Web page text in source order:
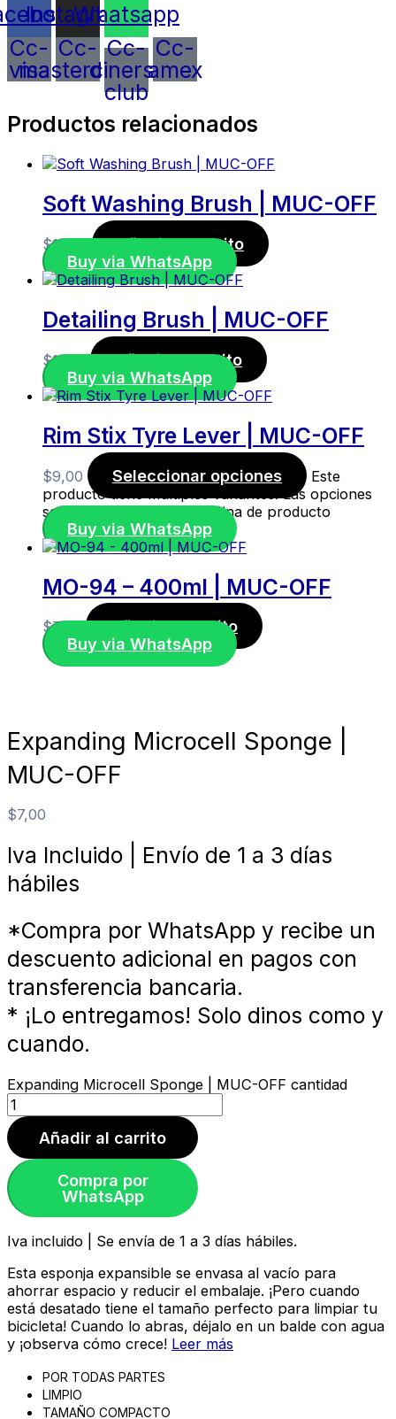
Instagram
Whatsapp
Cc-
visa
Cc-
mastercard
Cc-
diners-
club
Cc-
amex
Productos relacionados
Soft Washing Brush | MUC-OFF
$17,00
Añadir al carrito
Buy via WhatsApp
Detailing Brush | MUC-OFF
$11,50
Añadir al carrito
Buy via WhatsApp
Rim Stix Tyre Lever | MUC-OFF
$9,00 Seleccionar opciones
Este
producto tiene múltiples variantes. Las opciones
se pueden elegir en la página de producto
Buy via WhatsApp
MO-94 – 400ml | MUC-OFF
$7,00
Añadir al carrito
Buy via WhatsApp
Expanding Microcell Sponge |
MUC-OFF
$7,00
Iva Incluido | Envío de 1 a 3 días
hábiles
*Compra por WhatsApp y recibe un
descuento adicional en pagos con
transferencia bancaria.
* ¡Lo entregamos! Solo dinos como y
cuando.
Expanding Microcell Sponge | MUC-OFF cantidad
Añadir al carrito
Compra por
WhatsApp
Iva incluido | Se envía de 1 a 3 días hábiles.
Esta esponja expansible se envasa al vacío para
ahorrar espacio y reducir el embalaje. ¡Pero cuando
está desatado tiene el tamaño perfecto para limpiar tu
bicicleta! Cuando lo abras, déjalo en un balde con agua
y ¡observa cómo crece! Leer más
POR TODAS PARTES
LIMPIO
TAMAÑO COMPACTO